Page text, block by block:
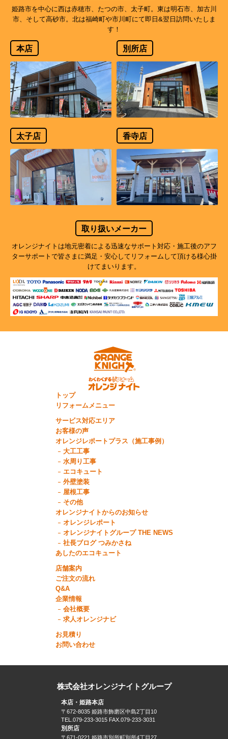
姫路市を中心に西は赤穂市、たつの市、太子町。東は明石市、加古川
市、そして高砂市。北は福崎町や市川町にて即日&翌日訪問いたしま
す！
本店 別所店
太子店 香寺店
取り扱いメーカー
オレンジナイトは地元密着による迅速なサポート対応・施工後のアフ
ターサポートで皆さまに満足・安心してリフォームして頂ける様心掛
けてまいります。
トップ
リフォームメニュー
サービス対応エリア
お客様の声
オレンジレポートプラス（施工事例）
大工工事
水周り工事
エコキュート
外壁塗装
屋根工事
その他
オレンジナイトからのお知らせ
オレンジレポート
オレンジナイトグループ THE NEWS
社長ブログ つみかさね
あしたのエコキュート
店舗案内
ご注文の流れ
Q&A
企業情報
会社概要
求人オレンジナビ
お見積り
お問い合わせ
株式会社オレンジナイトグループ
本店・姫路本店
〒672-8035 姫路市飾磨区中島2丁目10
TEL.079-233-3015 FAX.079-233-3031
別所店
〒671-0221 姫路市別所町別所4丁目27